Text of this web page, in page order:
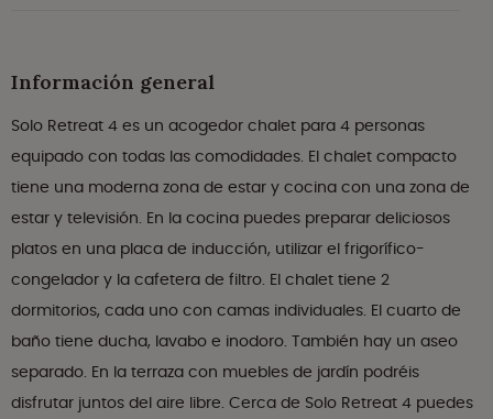
Información general
Solo Retreat 4 es un acogedor chalet para 4 personas
equipado con todas las comodidades. El chalet compacto
tiene una moderna zona de estar y cocina con una zona de
estar y televisión. En la cocina puedes preparar deliciosos
platos en una placa de inducción, utilizar el frigorífico-
congelador y la cafetera de filtro. El chalet tiene 2
dormitorios, cada uno con camas individuales. El cuarto de
baño tiene ducha, lavabo e inodoro. También hay un aseo
separado. En la terraza con muebles de jardín podréis
disfrutar juntos del aire libre. Cerca de Solo Retreat 4 puedes